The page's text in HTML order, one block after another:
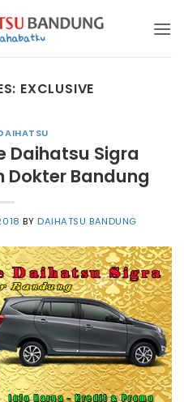
EXCLUSIVE
Daihatsu Sigra
Dokter Bandung
BY DAIHATSU BANDUNG